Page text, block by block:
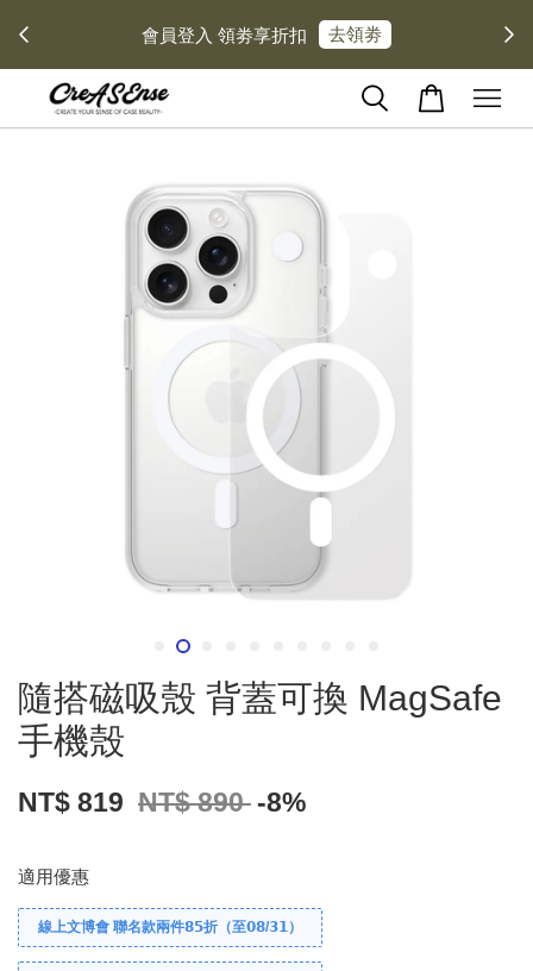
會員登入 領劵享折扣 去領劵
隨搭磁吸殼 背蓋可換 MagSafe
手機殼
NT$ 819 NT$ 890 -8%
適用優惠
線上文博會 聯名款兩件𝟴𝟱折（至𝟬𝟴/𝟯𝟭）